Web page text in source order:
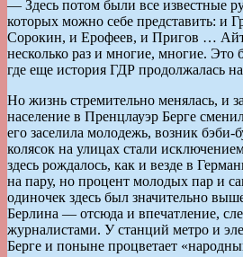
— Здесь потом были все известные
которых можно себе представить: и
Сорокин, и Ерофеев, и Пригов …
несколько раз и многие, многие. Это
где еще история ГДР продолжалась на
Но жизнь стремительно менялась, и
население в Пренцлауэр Берге
его заселила молодежь, возник бэби-
колясок на улицах стали
здесь рождалось, как и везде в
на пару, но процент молодых пар и
одиночек здесь был значительно
Берлина — отсюда и впечатление,
журналистами. У станций метро и
Берге и поныне процветает